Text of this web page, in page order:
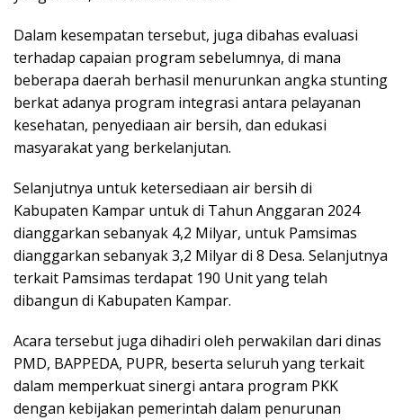
Dalam kesempatan tersebut, juga dibahas evaluasi
terhadap capaian program sebelumnya, di mana
beberapa daerah berhasil menurunkan angka stunting
berkat adanya program integrasi antara pelayanan
kesehatan, penyediaan air bersih, dan edukasi
masyarakat yang berkelanjutan.
Selanjutnya untuk ketersediaan air bersih di
Kabupaten Kampar untuk di Tahun Anggaran 2024
dianggarkan sebanyak 4,2 Milyar, untuk Pamsimas
dianggarkan sebanyak 3,2 Milyar di 8 Desa. Selanjutnya
terkait Pamsimas terdapat 190 Unit yang telah
dibangun di Kabupaten Kampar.
Acara tersebut juga dihadiri oleh perwakilan dari dinas
PMD, BAPPEDA, PUPR, beserta seluruh yang terkait
dalam memperkuat sinergi antara program PKK
dengan kebijakan pemerintah dalam penurunan